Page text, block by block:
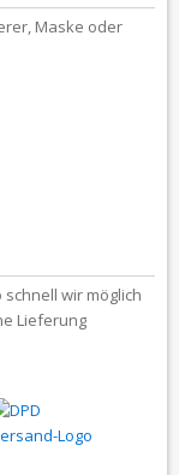
Maske oder
wir möglich
Lieferung